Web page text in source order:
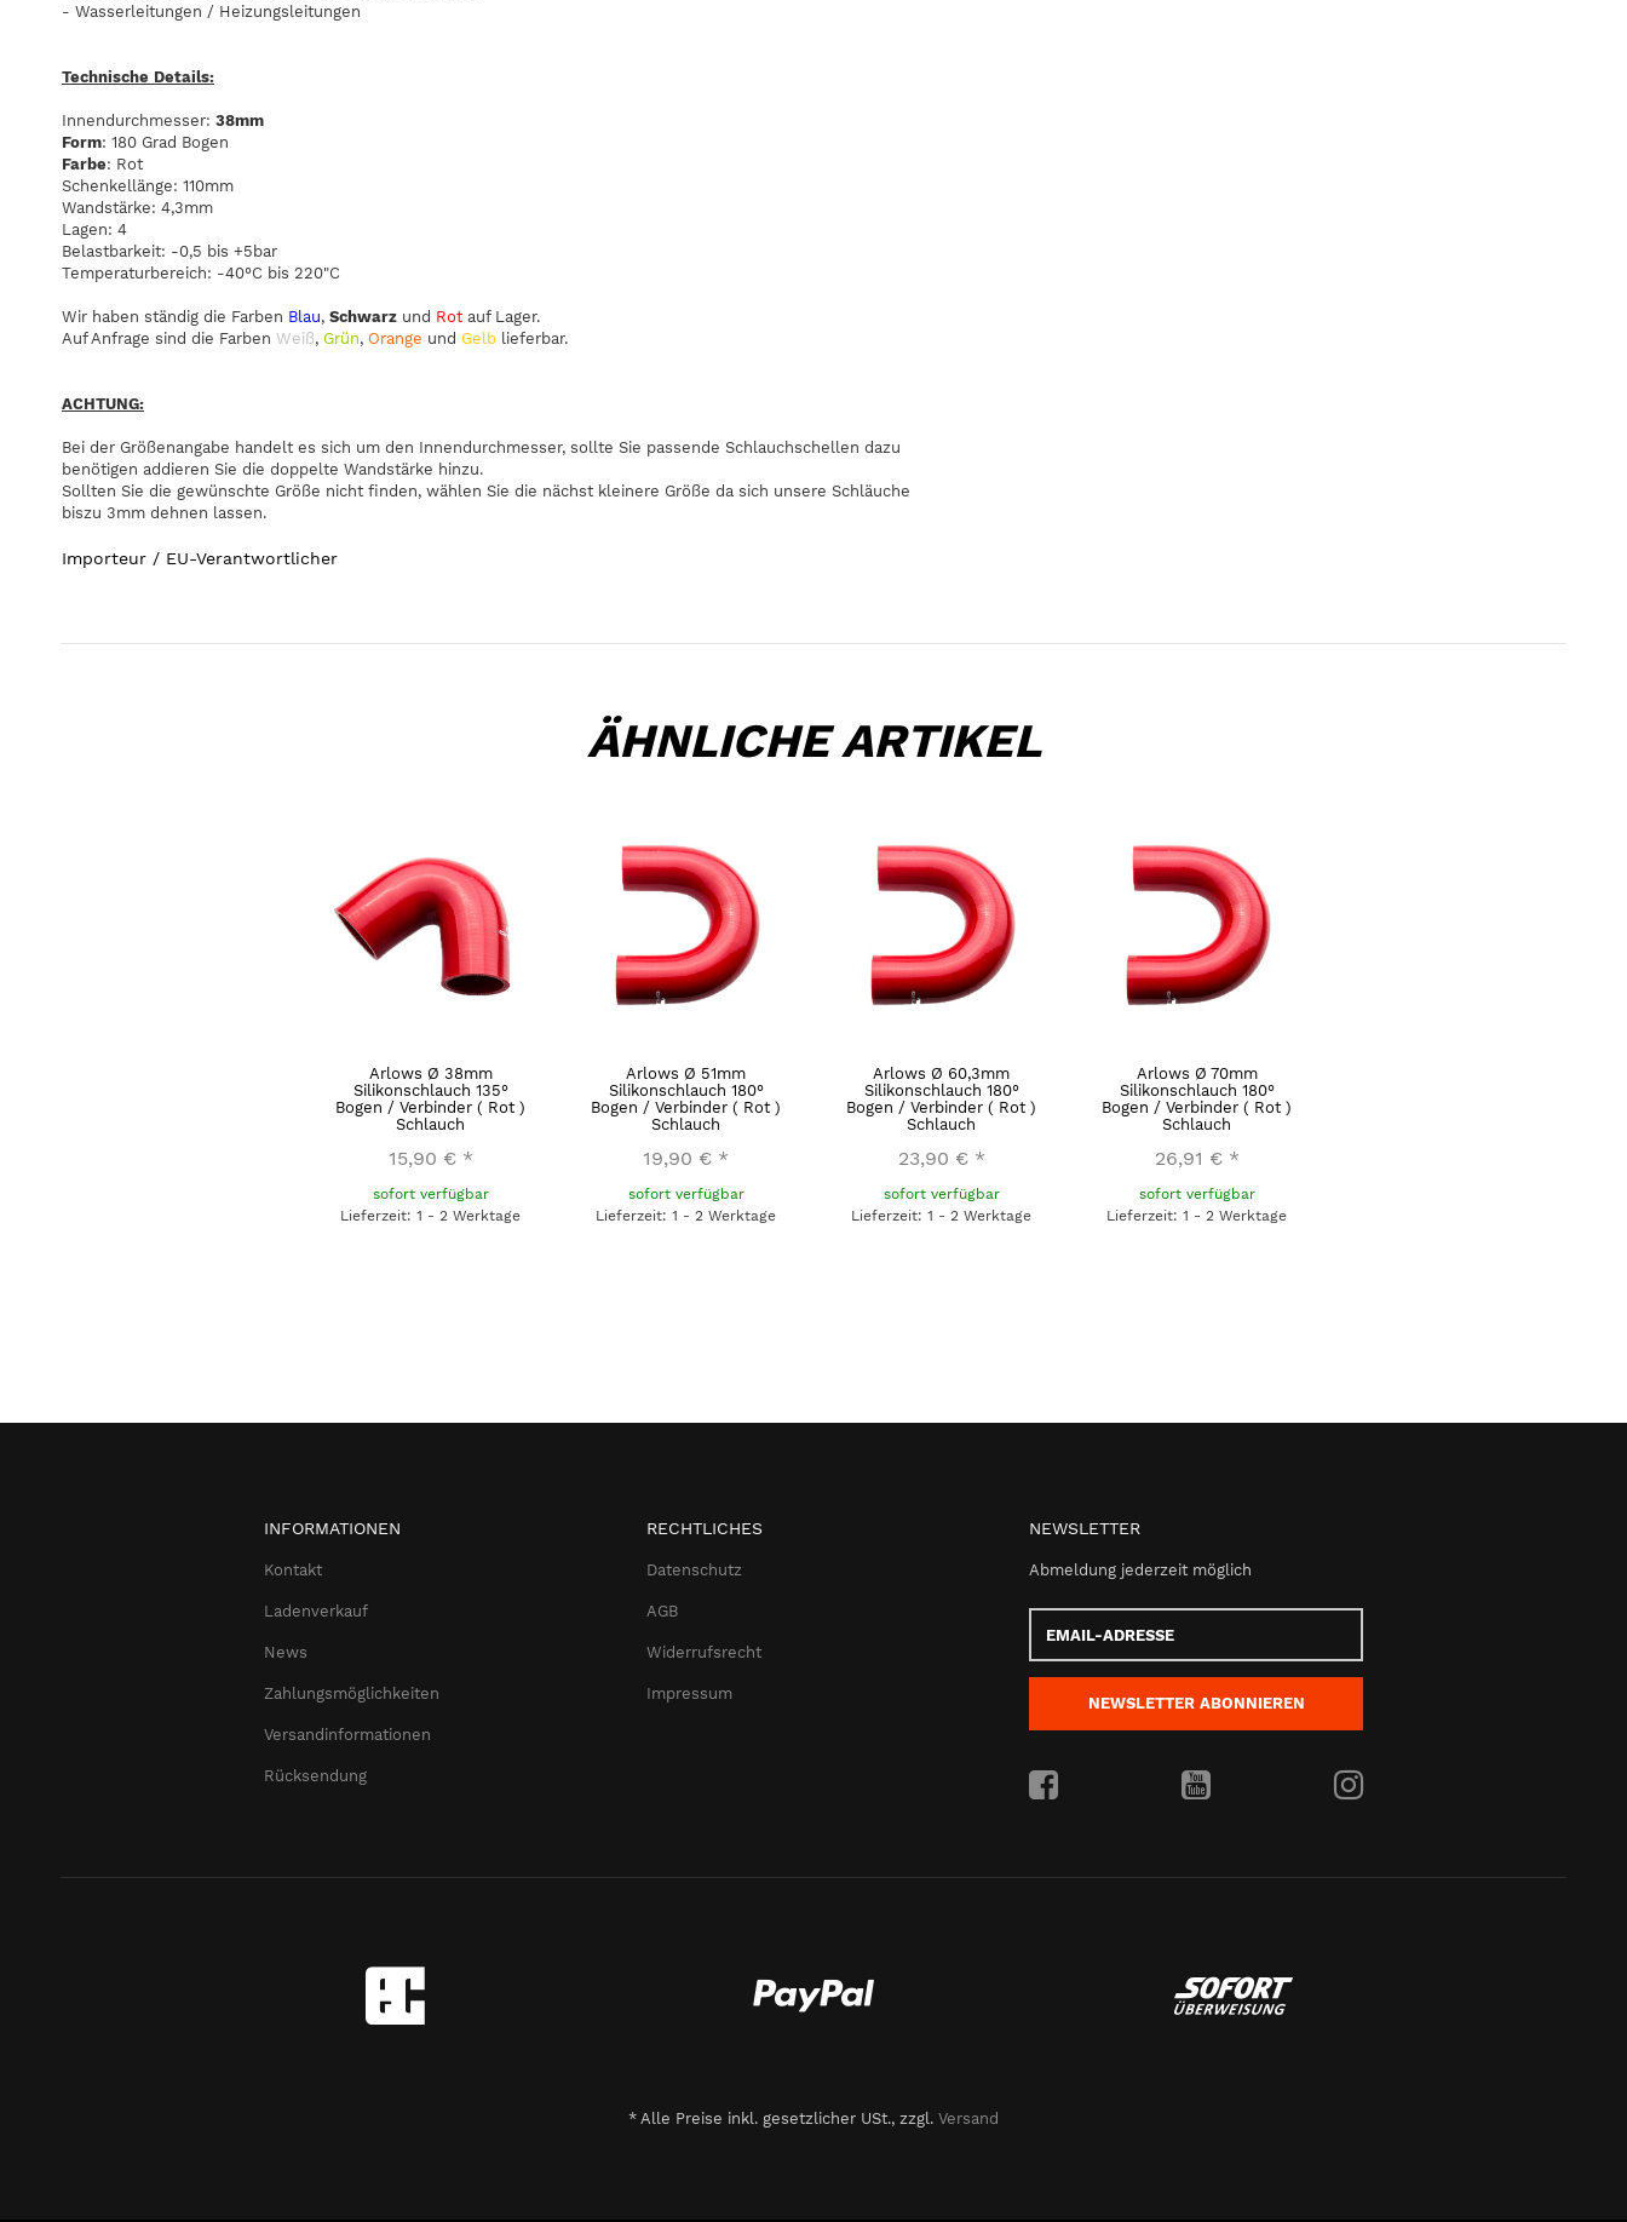
- Wasserleitungen / Heizungsleitungen
Technische Details:
Innendurchmesser: 38mm
Form: 180 Grad Bogen
Farbe: Rot
Schenkellänge: 110mm
Wandstärke: 4,3mm
Lagen: 4
Belastbarkeit: -0,5 bis +5bar
Temperaturbereich: -40°C bis 220"C
Wir haben ständig die Farben Blau, Schwarz und Rot auf Lager.
Auf Anfrage sind die Farben Weiß, Grün, Orange und Gelb lieferbar.
ACHTUNG:
Bei der Größenangabe handelt es sich um den Innendurchmesser, sollte Sie passende Schlauchschellen dazu
benötigen addieren Sie die doppelte Wandstärke hinzu.
Sollten Sie die gewünschte Größe nicht finden, wählen Sie die nächst kleinere Größe da sich unsere Schläuche
biszu 3mm dehnen lassen.
Importeur / EU-Verantwortlicher
ÄHNLICHE ARTIKEL
Arlows Ø 38mm
Silikonschlauch 135°
Bogen / Verbinder ( Rot )
Schlauch
15,90 € *
sofort verfügbar
Lieferzeit: 1 - 2 Werktage
Arlows Ø 51mm
Silikonschlauch 180°
Bogen / Verbinder ( Rot )
Schlauch
19,90 € *
sofort verfügbar
Lieferzeit: 1 - 2 Werktage
Arlows Ø 60,3mm
Silikonschlauch 180°
Bogen / Verbinder ( Rot )
Schlauch
23,90 € *
sofort verfügbar
Lieferzeit: 1 - 2 Werktage
Arlows Ø 70mm
Silikonschlauch 180°
Bogen / Verbinder ( Rot )
Schlauch
26,91 € *
sofort verfügbar
Lieferzeit: 1 - 2 Werktage
INFORMATIONEN
Kontakt
Ladenverkauf
News
Zahlungsmöglichkeiten
Versandinformationen
Rücksendung
RECHTLICHES
Datenschutz
AGB
Widerrufsrecht
Impressum
NEWSLETTER
Abmeldung jederzeit möglich
Adresse
NEWSLETTER ABONNIEREN
* Alle Preise inkl. gesetzlicher USt., zzgl. Versand